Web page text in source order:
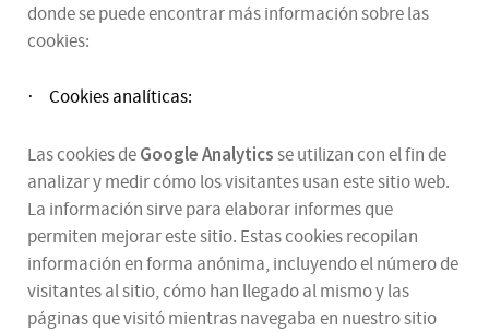
donde se puede encontrar más información sobre las
cookies:
· Cookies analíticas:
Las cookies deGoogle Analyticsse utilizan con el fin de
analizar y medir cómo los visitantes usan este sitio web.
La información sirve para elaborar informes que
permiten mejorar este sitio. Estas cookies recopilan
información en forma anónima, incluyendo el número de
visitantes al sitio, cómo han llegado al mismo y las
páginas que visitó mientras navegaba en nuestro sitio